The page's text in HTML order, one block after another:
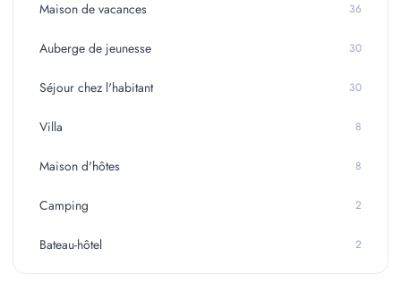
Maison de vacances 36
Auberge de jeunesse 30
Séjour chez l'habitant 30
Villa 8
Maison d'hôtes 8
Camping 2
Bateau-hôtel 2